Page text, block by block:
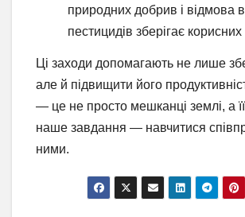
природних добрив і відмова
пестицидів зберігає
Ці заходи допомагають не лише
але й підвищити його
— це не просто мешканці землі, а її
наше завдання — навчитися
ними.